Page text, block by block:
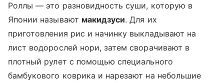
Роллы — это разновидность суши, которую в
Японии называют макидзуси. Для их
приготовления рис и начинку выкладывают на
лист водорослей нори, затем сворачивают в
плотный рулет с помощью специального
бамбукового коврика и нарезают на небольшие